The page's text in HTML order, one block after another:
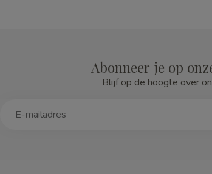
Abonneer je op
Blijf op de hoogte over